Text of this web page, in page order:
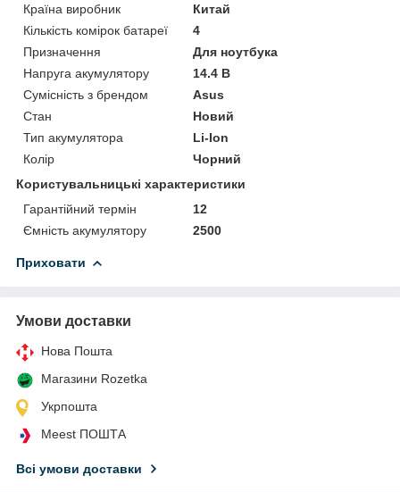
Країна виробник
Китай
Кількість комірок батареї
4
Призначення
Для ноутбука
Напруга акумулятору
14.4 В
Сумісність з брендом
Asus
Стан
Новий
Тип акумулятора
Li-Ion
Колір
Чорний
Користувальницькі характеристики
Гарантійний термін
12
Ємність акумулятору
2500
Приховати
Умови доставки
Нова Пошта
Магазини Rozetka
Укрпошта
Meest ПОШТА
Всі умови доставки